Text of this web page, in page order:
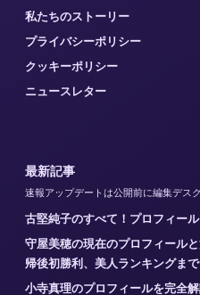
私たちのストーリー
プライバシーポリシー
クッキーポリシー
ニュースレター
最新記事
速報アップデートは公開前に編集デス
古堅純子のすべて！プロフィー
守屋美穂の現在のプロフィール
帰後初勝利、美人ランキングま
小寺真理のプロフィールを完全